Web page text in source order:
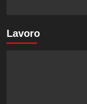
Lavoro